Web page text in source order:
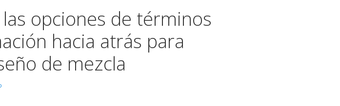
opciones de términos
hacia atrás para
de mezcla